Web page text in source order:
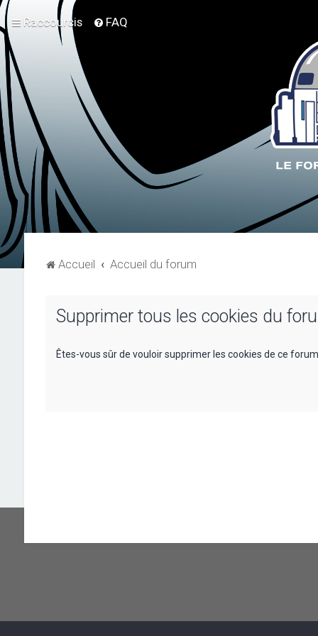
Raccourcis FAQ
Accueil Accueil du forum
Supprimer tous les cookies du
Êtes-vous sûr de vouloir supprimer les cookies de ce